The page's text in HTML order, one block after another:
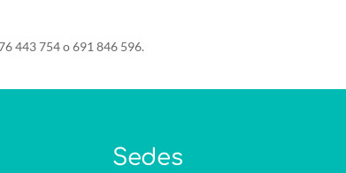
443 754 o 691 846 596.
Sedes